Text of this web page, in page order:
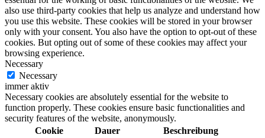
also use third-party cookies that help us analyze and understand how
you use this website. These cookies will be stored in your browser
only with your consent. You also have the option to opt-out of these
cookies. But opting out of some of these cookies may affect your
browsing experience.
Necessary
Necessary
immer aktiv
Necessary cookies are absolutely essential for the website to
function properly. These cookies ensure basic functionalities and
security features of the website, anonymously.
Cookie
Dauer Beschreibung